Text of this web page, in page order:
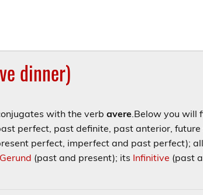
dinner)
with the verbavere.Below you will
perfect, past definite, past anterior,
perfect, imperfect and past perfect);
Gerund (past and present); its Infinitive (past